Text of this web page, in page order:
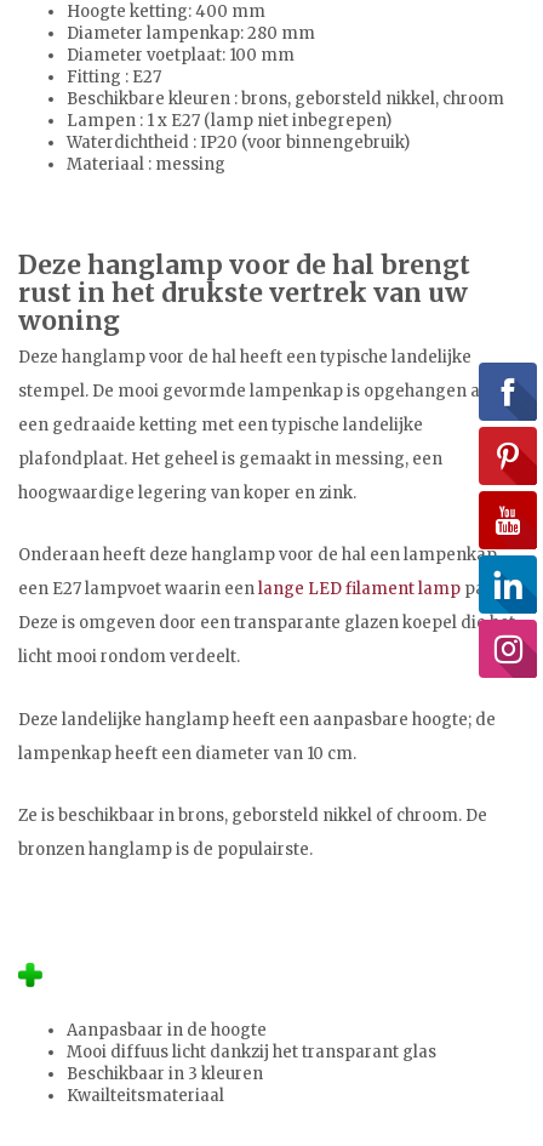
Hoogte ketting: 400 mm
Diameter lampenkap: 280 mm
Diameter voetplaat: 100 mm
Fitting : E27
Beschikbare kleuren : brons, geborsteld nikkel, chroom
Lampen : 1 x E27 (lamp niet inbegrepen)
Waterdichtheid : IP20 (voor binnengebruik)
Materiaal : messing
Deze hanglamp voor de hal brengt
rust in het drukste vertrek van uw
woning
Deze hanglamp voor de hal heeft een typische landelijke
stempel. De mooi gevormde lampenkap is opgehangen aan
een gedraaide ketting met een typische landelijke
plafondplaat. Het geheel is gemaakt in messing, een
hoogwaardige legering van koper en zink.
Onderaan heeft deze hanglamp voor de hal een lampenkap
een E27 lampvoet waarin eenlange LED filament lamp past.
Deze is omgeven door een transparante glazen koepel die het
licht mooi rondom verdeelt.
Deze landelijke hanglamp heeft een aanpasbare hoogte; de
lampenkap heeft een diameter van 10 cm.
Ze is beschikbaar in brons, geborsteld nikkel of chroom. De
bronzen hanglamp is de populairste.
Aanpasbaar in de hoogte
Mooi diffuus licht dankzij het transparant glas
Beschikbaar in 3 kleuren
Kwailteitsmateriaal